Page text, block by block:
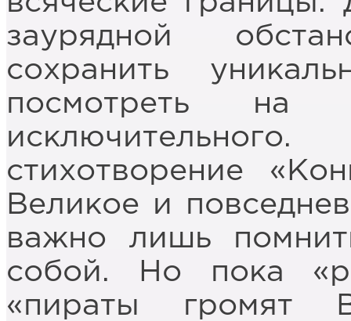
заурядной
сохранить
посмотреть на
стихотворение
Великое и
важно лишь
собой. Но пока
«пираты громят